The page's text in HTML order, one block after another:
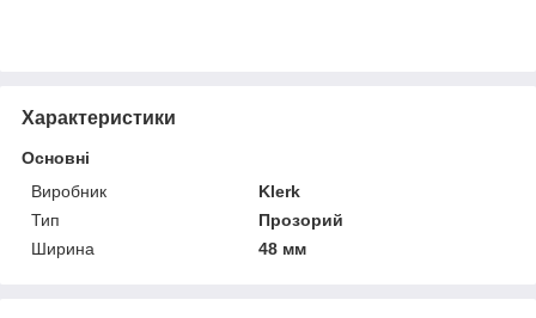
Характеристики
Основні
Виробник
Klerk
Тип
Прозорий
Ширина
48 мм